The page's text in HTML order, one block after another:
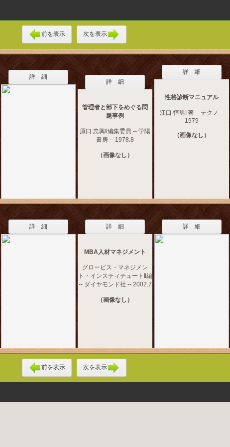
前を表示 次を表示
詳 細
詳 細
管理者と部下をめぐる問
題事例
原口 忠興‖編集委員 -- 学陽
書房 -- 1978.8
（画像なし）
詳 細
性格診断マニュアル
江口 恒男‖著 -- テクノ --
1979
（画像なし）
詳 細 詳 細
MBA人材マネジメント
グロービス・マネジメン
ト・インスティテュート‖編
-- ダイヤモンド社 -- 2002.7
（画像なし）
詳 細
前を表示 次を表示